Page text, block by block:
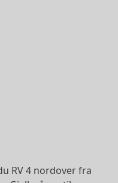
RV 4 nordover fra